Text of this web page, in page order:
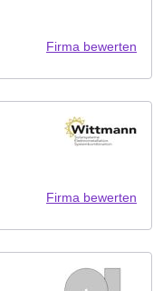
Firma bewerten
Firma bewerten